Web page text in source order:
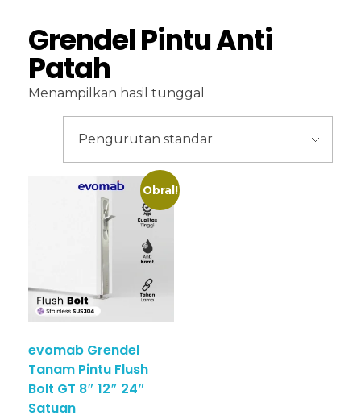
Grendel Pintu Anti
Patah
Menampilkan hasil tunggal
Obral!
evomab Grendel
Tanam Pintu Flush
Bolt GT 8″ 12″ 24″
Satuan